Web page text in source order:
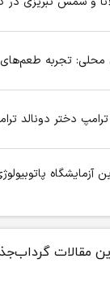
محلی: تجربه
ترامپ دختر دونالد
آزمایشگاه
مقالات